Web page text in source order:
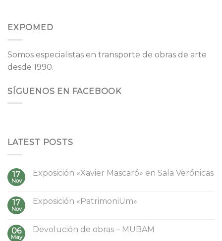
EXPOMED
Somos especialistas en transporte de obras de arte
desde 1990.
SÍGUENOS EN FACEBOOK
LATEST POSTS
17
Nov
Exposición «Xavier Mascaró» en Sala Verónicas
17
Nov
Exposición «PatrimoniUm»
06
May
Devolución de obras – MUBAM